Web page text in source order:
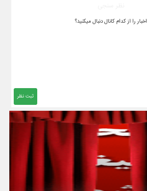
اخبار را از کدام کانال دنبال میکنید؟
ثبت نظر